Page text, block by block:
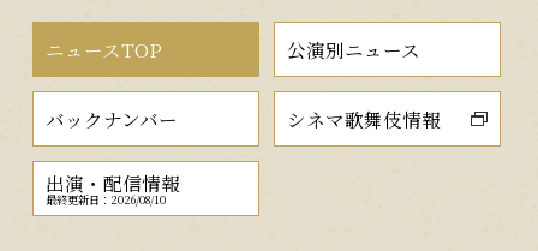
ニュースTOP 公演別ニュース
バックナンバー シネマ歌舞伎情報
出演・配信情報
最終更新日：2026/08/10